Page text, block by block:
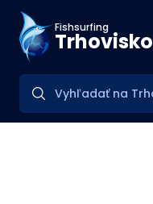
Fishsurfing
Trhovisko